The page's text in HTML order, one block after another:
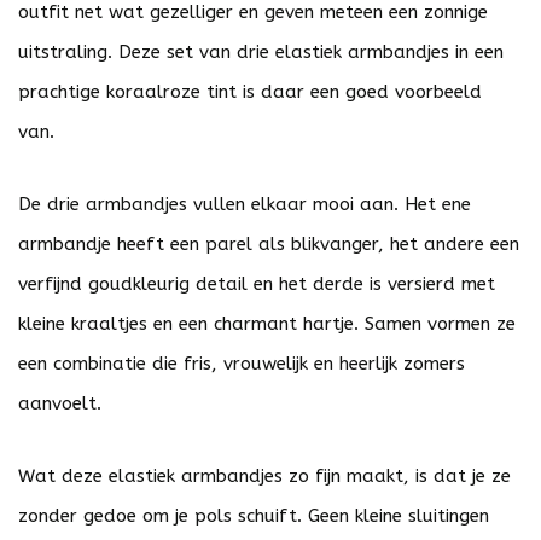
outfit net wat gezelliger en geven meteen een zonnige
uitstraling. Deze set van drie elastiek armbandjes in een
prachtige koraalroze tint is daar een goed voorbeeld
van.
De drie armbandjes vullen elkaar mooi aan. Het ene
armbandje heeft een parel als blikvanger, het andere een
verfijnd goudkleurig detail en het derde is versierd met
kleine kraaltjes en een charmant hartje. Samen vormen ze
een combinatie die fris, vrouwelijk en heerlijk zomers
aanvoelt.
Wat deze elastiek armbandjes zo fijn maakt, is dat je ze
zonder gedoe om je pols schuift. Geen kleine sluitingen